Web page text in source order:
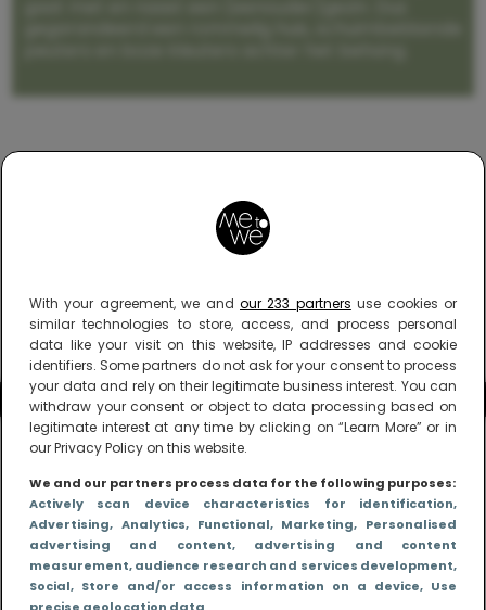
With your agreement, we and our 233 partners use cookies or
similar technologies to store, access, and process personal
data like your visit on this website, IP addresses and cookie
identifiers. Some partners do not ask for your consent to process
your data and rely on their legitimate business interest. You can
withdraw your consent or object to data processing based on
legitimate interest at any time by clicking on “Learn More” or in
our Privacy Policy on this website.
We and our partners process data for the following purposes:
Actively scan device characteristics for identification,
Advertising, Analytics, Functional, Marketing, Personalised
advertising and content, advertising and content
measurement, audience research and services development,
Social, Store and/or access information on a device, Use